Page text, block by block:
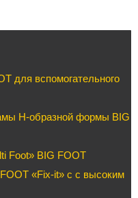
для вспомогательного
H-образной формы BIG
Foot» BIG FOOT
«Fix-it» c с высоким